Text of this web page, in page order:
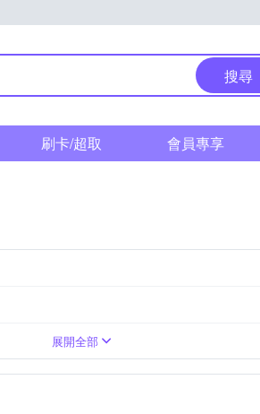
搜尋
刷卡/超取 會員專享
展開全部